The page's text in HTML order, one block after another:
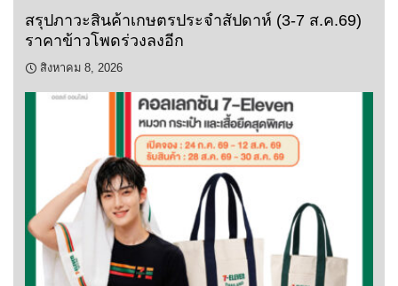
สรุปภาวะสินค้าเกษตรประจำสัปดาห์ (3-7 ส.ค.69)
ราคาข้าวโพดร่วงลงอีก
สิงหาคม 8, 2026